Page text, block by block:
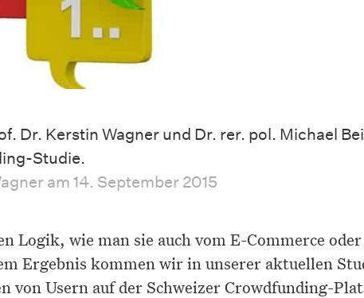
Dr. Kerstin Wagner und Dr. rer. pol. Michael
Studie.
am 14. September 2015
Logik, wie man sie auch vom E-Commerce oder
Ergebnis kommen wir in unserer aktuellen
von Usern auf der Schweizer Crowdfunding-